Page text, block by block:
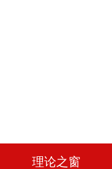
理论之窗